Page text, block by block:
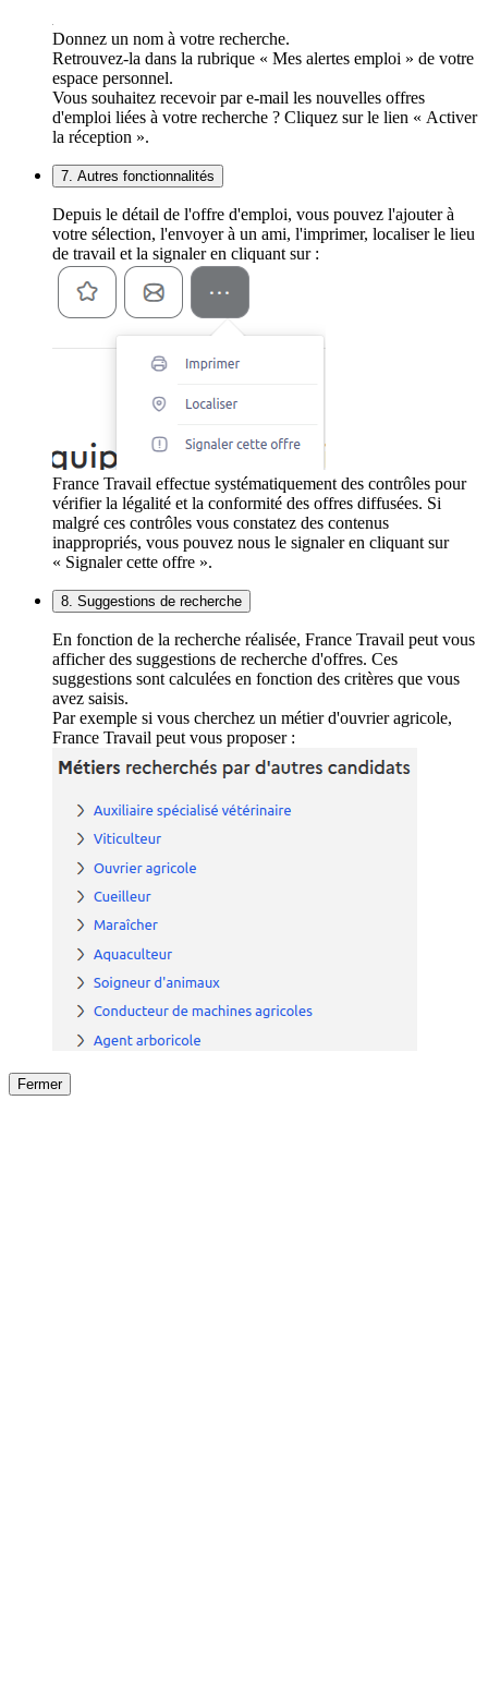
Donnez un nom à votre recherche.
Retrouvez-la dans la rubrique « Mes alertes emploi » de votre
espace personnel.
Vous souhaitez recevoir par e-mail les nouvelles offres
d'emploi liées à votre recherche ? Cliquez sur le lien « Activer
la réception ».
7. Autres fonctionnalités
Depuis le détail de l'offre d'emploi, vous pouvez l'ajouter à
votre sélection, l'envoyer à un ami, l'imprimer, localiser le lieu
de travail et la signaler en cliquant sur :
France Travail effectue systématiquement des contrôles pour
vérifier la légalité et la conformité des offres diffusées. Si
malgré ces contrôles vous constatez des contenus
inappropriés, vous pouvez nous le signaler en cliquant sur
« Signaler cette offre ».
8. Suggestions de recherche
En fonction de la recherche réalisée, France Travail peut vous
afficher des suggestions de recherche d'offres. Ces
suggestions sont calculées en fonction des critères que vous
avez saisis.
Par exemple si vous cherchez un métier d'ouvrier agricole,
France Travail peut vous proposer :
Fermer